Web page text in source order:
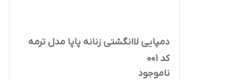
دمپایی لاانگشتی زنانه پاپا مدل ترمه
کد 001
ناموجود